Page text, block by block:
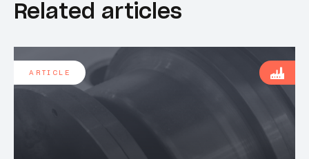
Related articles
ARTICLE